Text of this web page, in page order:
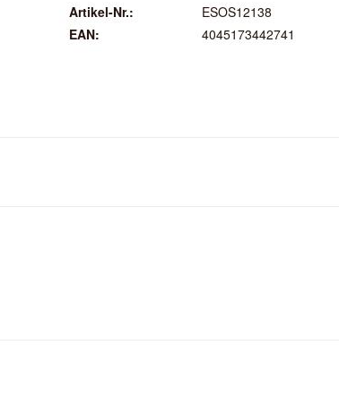
Artikel-Nr.:
ESOS12138
EAN:
4045173442741